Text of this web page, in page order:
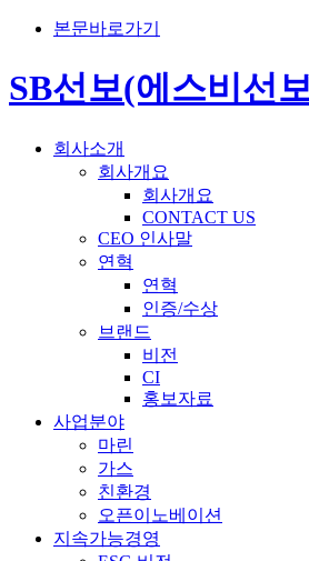
본문바로가기
SB선보(에스비선
회사소개
회사개요
회사개요
CONTACT US
CEO 인사말
연혁
연혁
인증/수상
브랜드
비전
CI
홍보자료
사업분야
마린
가스
친환경
오픈이노베이션
지속가능경영